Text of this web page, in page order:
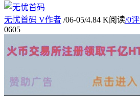
无忧首码 V作者 /06-05/4.84 K阅读/0
0605